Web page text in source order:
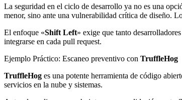
La seguridad en el ciclo de desarrollo ya no es una
menor, sino ante una vulnerabilidad crítica de diseño.
El enfoque «Shift Left» exige que tanto
integrarse en cada pull request.
Ejemplo Práctico: Escaneo preventivo con TruffleHog
TruffleHog es una potente herramienta de código
servicios en la nube y sistemas.